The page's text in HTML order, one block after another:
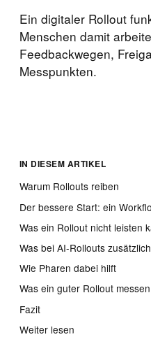
Ein digitaler Rollout
Menschen damit
Feedbackwegen,
Messpunkten.
IN DIESEM ARTIKEL
Warum Rollouts reiben
Der bessere Start: ein
Was ein Rollout nicht leisten
Was bei AI-Rollouts
Wie Pharen dabei hilft
Was ein guter Rollout
Fazit
Weiter lesen